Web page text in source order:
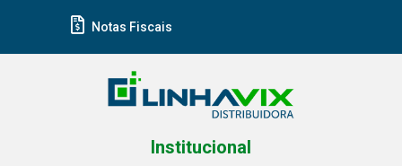
Notas Fiscais
Institucional